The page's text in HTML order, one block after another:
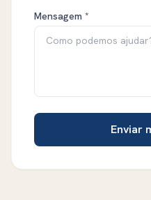
Mensagem *
Enviar